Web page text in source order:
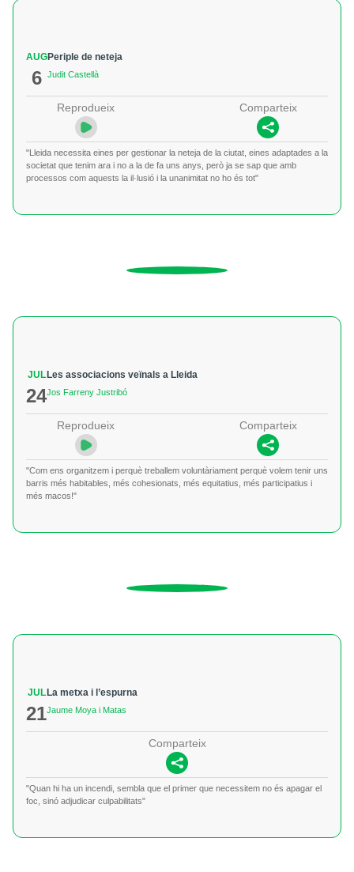
AUG
6
Periple de neteja
Judit Castellà
Reprodueix Comparteix
"Lleida necessita eines per gestionar la neteja de la ciutat, eines adaptades a la
societat que tenim ara i no a la de fa uns anys, però ja se sap que amb
processos com aquests la il·lusió i la unanimitat no ho és tot"
JUL
24
Les associacions veïnals a Lleida
Jos Farreny Justribó
Reprodueix Comparteix
"Com ens organitzem i perquè treballem voluntàriament perquè volem tenir uns
barris més habitables, més cohesionats, més equitatius, més participatius i
més macos!"
JUL
21
La metxa i l’espurna
Jaume Moya i Matas
Comparteix
"Quan hi ha un incendi, sembla que el primer que necessitem no és apagar el
foc, sinó adjudicar culpabilitats"